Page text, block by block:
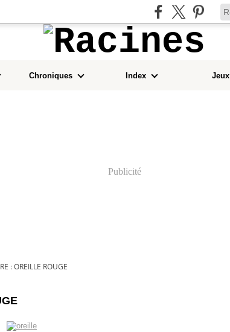
Chroniques Index Jeux
Publicité
: OREILLE ROUGE